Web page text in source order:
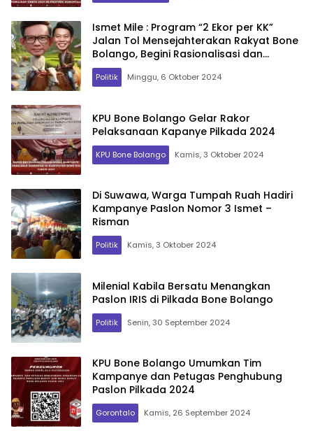
Ismet Mile : Program “2 Ekor per KK”
Jalan Tol Mensejahterakan Rakyat Bone
Bolango, Begini Rasionalisasi dan
Strateginya!
Politik Minggu, 6 Oktober 2024
KPU Bone Bolango Gelar Rakor
Pelaksanaan Kapanye Pilkada 2024
KPU Bone Bolango Kamis, 3 Oktober 2024
Di Suwawa, Warga Tumpah Ruah Hadiri
Kampanye Paslon Nomor 3 Ismet –
Risman
Politik Kamis, 3 Oktober 2024
Milenial Kabila Bersatu Menangkan
Paslon IRIS di Pilkada Bone Bolango
Politik Senin, 30 September 2024
KPU Bone Bolango Umumkan Tim
Kampanye dan Petugas Penghubung
Paslon Pilkada 2024
Gorontalo Kamis, 26 September 2024